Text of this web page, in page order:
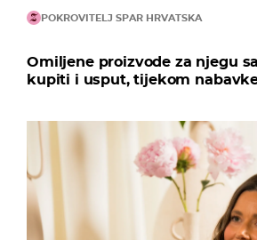
POKROVITELJ SPAR HRVATSKA
Omiljene proizvode za njegu
kupiti i usput, tijekom